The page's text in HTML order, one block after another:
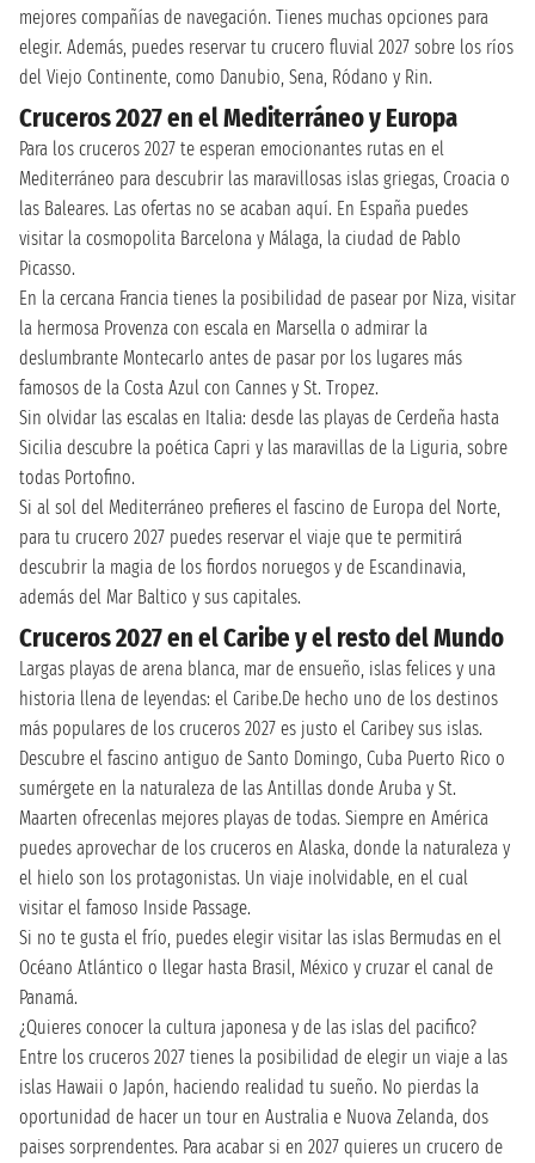
mejores compañías de navegación. Tienes muchas opciones para
elegir. Además, puedes reservar tu crucero fluvial 2027 sobre los ríos
del Viejo Continente, como Danubio, Sena, Ródano y Rin.
Cruceros 2027 en el Mediterráneo y Europa
Para los cruceros 2027 te esperan emocionantes rutas en el
Mediterráneo para descubrir las maravillosas islas griegas, Croacia o
las Baleares. Las ofertas no se acaban aquí. En España puedes
visitar la cosmopolita Barcelona y Málaga, la ciudad de Pablo
Picasso.
En la cercana Francia tienes la posibilidad de pasear por Niza, visitar
la hermosa Provenza con escala en Marsella o admirar la
deslumbrante Montecarlo antes de pasar por los lugares más
famosos de la Costa Azul con Cannes y St. Tropez.
Sin olvidar las escalas en Italia: desde las playas de Cerdeña hasta
Sicilia descubre la poética Capri y las maravillas de la Liguria, sobre
todas Portofino.
Si al sol del Mediterráneo prefieres el fascino de Europa del Norte,
para tu crucero 2027 puedes reservar el viaje que te permitirá
descubrir la magia de los fiordos noruegos y de Escandinavia,
además del Mar Baltico y sus capitales.
Cruceros 2027 en el Caribe y el resto del Mundo
Largas playas de arena blanca, mar de ensueño, islas felices y una
historia llena de leyendas: el Caribe.De hecho uno de los destinos
más populares de los cruceros 2027 es justo el Caribey sus islas.
Descubre el fascino antiguo de Santo Domingo, Cuba Puerto Rico o
sumérgete en la naturaleza de las Antillas donde Aruba y St.
Maarten ofrecenlas mejores playas de todas. Siempre en América
puedes aprovechar de los cruceros en Alaska, donde la naturaleza y
el hielo son los protagonistas. Un viaje inolvidable, en el cual
visitar el famoso Inside Passage.
Si no te gusta el frío, puedes elegir visitar las islas Bermudas en el
Océano Atlántico o llegar hasta Brasil, México y cruzar el canal de
Panamá.
¿Quieres conocer la cultura japonesa y de las islas del pacifico?
Entre los cruceros 2027 tienes la posibilidad de elegir un viaje a las
islas Hawaii o Japón, haciendo realidad tu sueño. No pierdas la
oportunidad de hacer un tour en Australia e Nuova Zelanda, dos
paises sorprendentes. Para acabar si en 2027 quieres un crucero de